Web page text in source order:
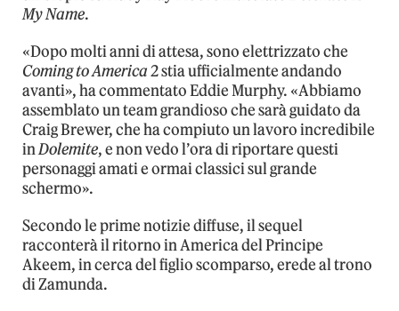
My Name.
«Dopo molti anni di attesa, sono elettrizzato che
Coming to America2 stia ufficialmente andando
avanti», ha commentato Eddie Murphy. «Abbiamo
assemblato un team grandioso che sarà guidato da
Craig Brewer, che ha compiuto un lavoro incredibile
inDolemite, e non vedo l’ora di riportare questi
personaggi amati e ormai classici sul grande
schermo».
Secondo le prime notizie diffuse, il sequel
racconterà il ritorno in America del Principe
Akeem, in cerca del figlio scomparso, erede al trono
di Zamunda.